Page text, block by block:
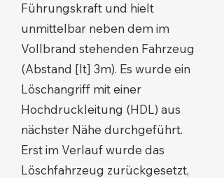
Führungskraft und hielt
unmittelbar neben dem im
Vollbrand stehenden Fahrzeug
(Abstand [lt] 3m). Es wurde ein
Löschangriff mit einer
Hochdruckleitung (HDL) aus
nächster Nähe durchgeführt.
Erst im Verlauf wurde das
Löschfahrzeug zurückgesetzt,